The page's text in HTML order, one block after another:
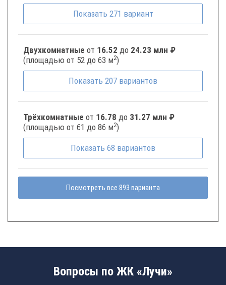
Показать 271 вариант
Двухкомнатные от 16.52 до 24.23 млн ₽
(площадью от 52 до 63 м2)
Показать 207 вариантов
Трёхкомнатные от 16.78 до 31.27 млн ₽
(площадью от 61 до 86 м2)
Показать 68 вариантов
Посмотреть все 893 варианта
Вопросы по ЖК «Лучи»